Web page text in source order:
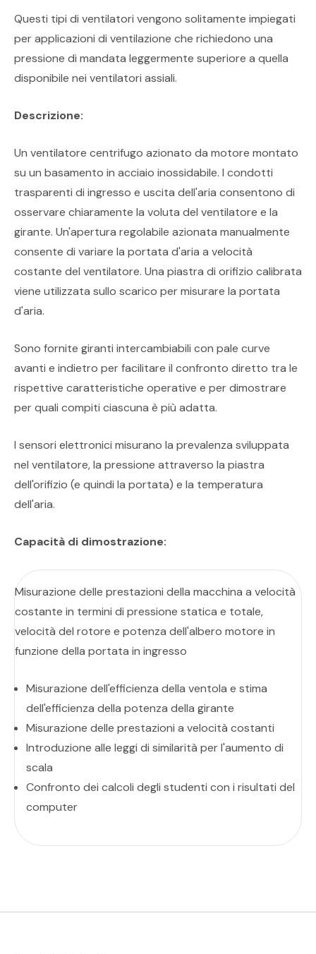
Questi tipi di ventilatori vengono solitamente impiegati
per applicazioni di ventilazione che richiedono una
pressione di mandata leggermente superiore a quella
disponibile nei ventilatori assiali.
Descrizione:
Un ventilatore centrifugo azionato da motore montato
su un basamento in acciaio inossidabile. I condotti
trasparenti di ingresso e uscita dell'aria consentono di
osservare chiaramente la voluta del ventilatore e la
girante. Un'apertura regolabile azionata manualmente
consente di variare la portata d'aria a velocità
costante del ventilatore. Una piastra di orifizio calibrata
viene utilizzata sullo scarico per misurare la portata
d'aria.
Sono fornite giranti intercambiabili con pale curve
avanti e indietro per facilitare il confronto diretto tra le
rispettive caratteristiche operative e per dimostrare
per quali compiti ciascuna è più adatta.
I sensori elettronici misurano la prevalenza sviluppata
nel ventilatore, la pressione attraverso la piastra
dell'orifizio (e quindi la portata) e la temperatura
dell'aria.
Capacità di dimostrazione:
Misurazione delle prestazioni della macchina a velocità
costante in termini di pressione statica e totale,
velocità del rotore e potenza dell'albero motore in
funzione della portata in ingresso
Misurazione dell'efficienza della ventola e stima
dell'efficienza della potenza della girante
Misurazione delle prestazioni a velocità costanti
Introduzione alle leggi di similarità per l'aumento di
scala
Confronto dei calcoli degli studenti con i risultati del
computer